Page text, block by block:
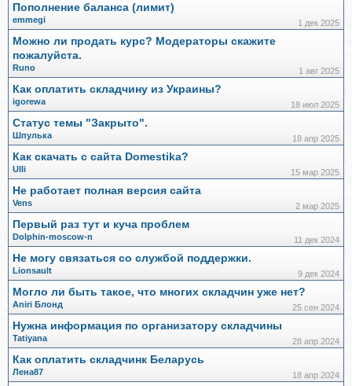
Пополнение баланса (лимит)
emmegi 1 дек 2025
Можно ли продать курс? Модераторы скажите
пожалуйста.
Runo 1 авг 2025
Как оплатить складчину из Украины?
igorewa 18 июл 2025
Статус темы "Закрыто".
Шпулька 18 апр 2025
Как скачать с сайта Domestika?
Ulli 15 мар 2025
Не работает полная версия сайта
Vens 2 мар 2025
Первый раз тут и куча проблем
Dolphin-moscow-n 11 дек 2024
Не могу связаться со службой поддержки.
Lionsault 9 дек 2024
Могло ли быть такое, что многих складчин уже нет?
Aniri Блонд 25 сен 2024
Нужна информация по организатору складчины
Tatiyana 28 апр 2024
Как оплатить складчинк Беларусь
Лена87 18 апр 2024